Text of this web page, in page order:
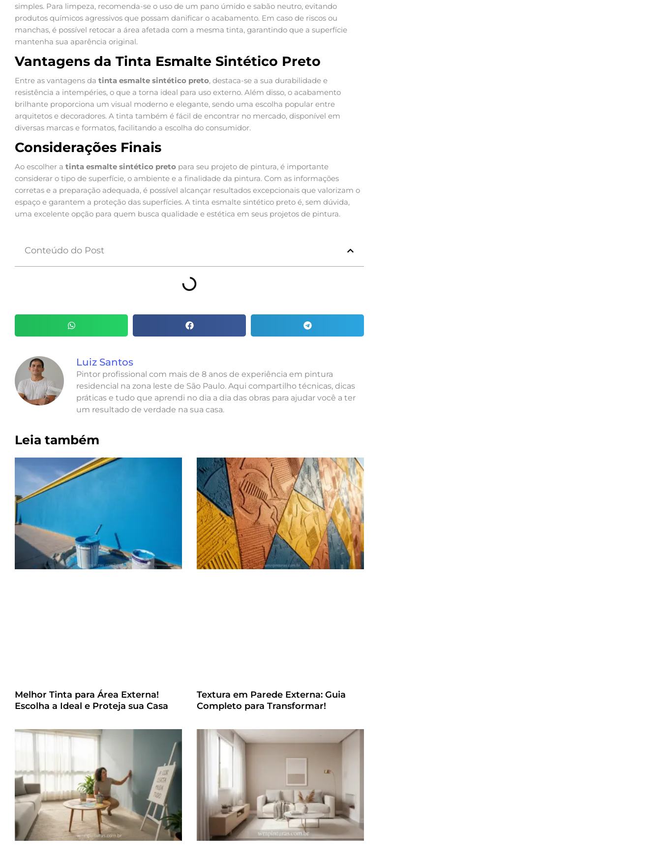
simples. Para limpeza, recomenda-se o uso de um pano úmido e sabão neutro, evitando
produtos químicos agressivos que possam danificar o acabamento. Em caso de riscos ou
manchas, é possível retocar a área afetada com a mesma tinta, garantindo que a superfície
mantenha sua aparência original.
Vantagens da Tinta Esmalte Sintético Preto
Entre as vantagens da tinta esmalte sintético preto, destaca-se a sua durabilidade e
resistência a intempéries, o que a torna ideal para uso externo. Além disso, o acabamento
brilhante proporciona um visual moderno e elegante, sendo uma escolha popular entre
arquitetos e decoradores. A tinta também é fácil de encontrar no mercado, disponível em
diversas marcas e formatos, facilitando a escolha do consumidor.
Considerações Finais
Ao escolher a tinta esmalte sintético preto para seu projeto de pintura, é importante
considerar o tipo de superfície, o ambiente e a finalidade da pintura. Com as informações
corretas e a preparação adequada, é possível alcançar resultados excepcionais que valorizam o
espaço e garantem a proteção das superfícies. A tinta esmalte sintético preto é, sem dúvida,
uma excelente opção para quem busca qualidade e estética em seus projetos de pintura.
Conteúdo do Post
Luiz Santos
Pintor profissional com mais de 8 anos de experiência em pintura
residencial na zona leste de São Paulo. Aqui compartilho técnicas, dicas
práticas e tudo que aprendi no dia a dia das obras para ajudar você a ter
um resultado de verdade na sua casa.
Leia também
Melhor Tinta para Área Externa!
Escolha a Ideal e Proteja sua Casa
Textura em Parede Externa: Guia
Completo para Transformar!